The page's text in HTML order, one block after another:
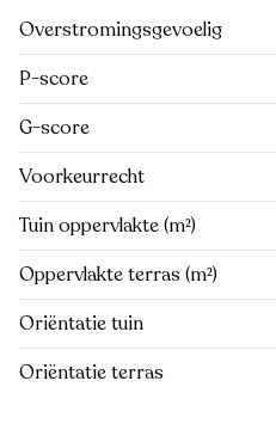
Overstromingsgevoelig
P-score
G-score
Voorkeurrecht
Tuin oppervlakte (m²)
Oppervlakte terras (m²)
Oriëntatie tuin
Oriëntatie terras